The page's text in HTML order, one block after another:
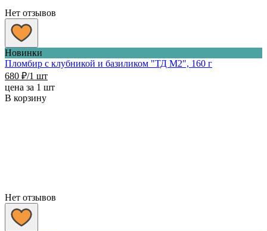
Нет отзывов
Новинки
Пломбир с клубникой и базиликом "ТД М2", 160 г
680 ₽/1 шт
цена за 1 шт
В корзину
Нет отзывов